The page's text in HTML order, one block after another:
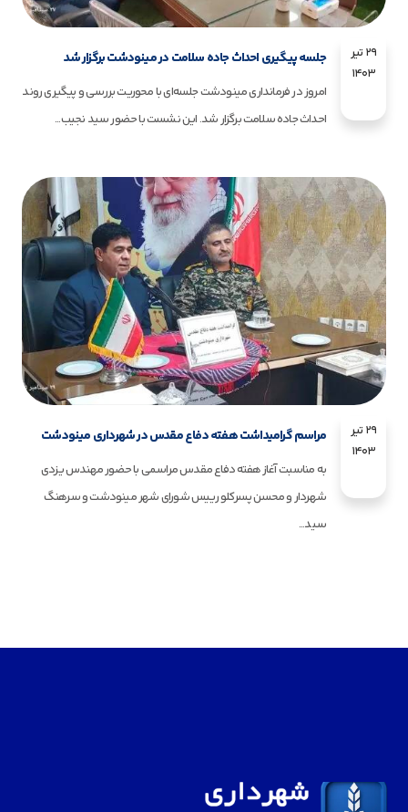
۲۹ تیر
۱۴۰۳
جلسه پیگیری احداث جاده سلامت در مینودشت برگزار شد
امروز در فرمانداری مینودشت جلسه‌ای با محوریت بررسی و پیگیری روند
احداث جاده سلامت برگزار شد. این نشست با حضور سید نجیب...
۲۹ تیر
۱۴۰۳
مراسم گرامیداشت هفته دفاع مقدس در شهرداری مینودشت
به مناسبت آغاز هفته دفاع مقدس مراسمی با حضور مهندس یزدی
شهردار و محسن پسرکلو رییس شورای شهر مینودشت و سرهنگ
سید...